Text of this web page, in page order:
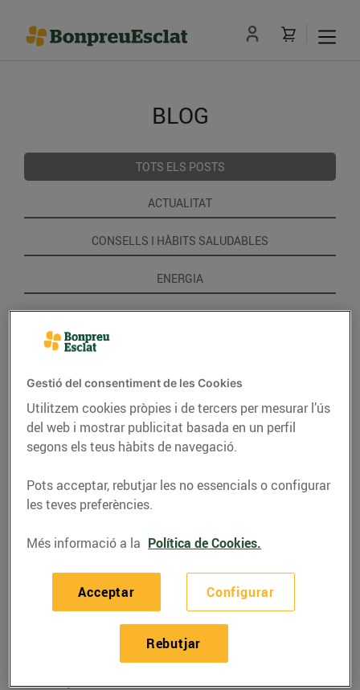
BLOG
TOTS ELS POSTS
ACTUALITAT
CONSELLS I HÀBITS SALUDABLES
ENERGIA
GASTRONOMIA I TRADICIONS
RECEPTES
Recepta de gambes
amb préssec
06/de juliol/2019
Gestió del consentiment de les Cookies
Utilitzem cookies pròpies i de tercers per mesurar l’ús
del web i mostrar publicitat basada en un perfil
segons els teus hàbits de navegació.
Pots acceptar, rebutjar les no essencials o configurar
les teves preferències.
Més informació a la Política de Cookies.
Configurar
Rebutjar
Acceptar